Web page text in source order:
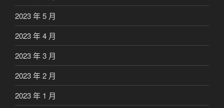
2023 年 5 月
2023 年 4 月
2023 年 3 月
2023 年 2 月
2023 年 1 月